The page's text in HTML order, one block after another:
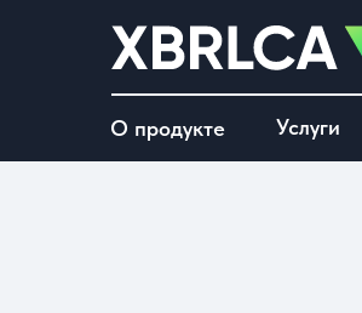
О продукте Услуги